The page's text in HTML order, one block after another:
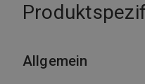
Allgemein